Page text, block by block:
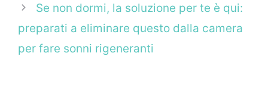
Se non dormi, la soluzione per te è qui:
preparati a eliminare questo dalla camera
per fare sonni rigeneranti